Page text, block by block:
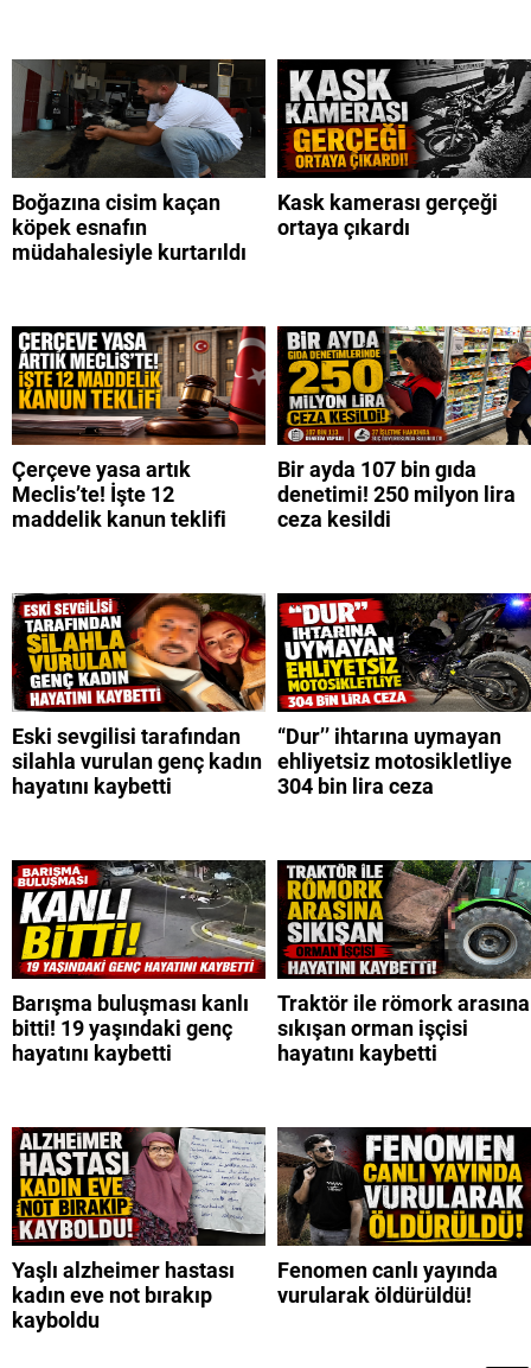
Boğazına cisim kaçan
köpek esnafın
müdahalesiyle kurtarıldı
Kask kamerası gerçeği
ortaya çıkardı
Çerçeve yasa artık
Meclis’te! İşte 12
maddelik kanun teklifi
Bir ayda 107 bin gıda
denetimi! 250 milyon lira
ceza kesildi
Eski sevgilisi tarafından
silahla vurulan genç kadın
hayatını kaybetti
“Dur’’ ihtarına uymayan
ehliyetsiz motosikletliye
304 bin lira ceza
Barışma buluşması kanlı
bitti! 19 yaşındaki genç
hayatını kaybetti
Traktör ile römork arasına
sıkışan orman işçisi
hayatını kaybetti
Yaşlı alzheimer hastası
kadın eve not bırakıp
kayboldu
Fenomen canlı yayında
vurularak öldürüldü!